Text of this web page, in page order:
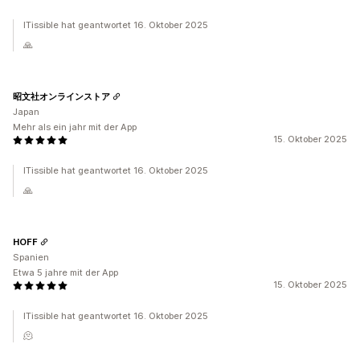
ITissible hat geantwortet 16. Oktober 2025
🙏
15. Oktober 2025
昭文社オンラインストア
Japan
Mehr als ein jahr mit der App
ITissible hat geantwortet 16. Oktober 2025
🙏
15. Oktober 2025
HOFF
Spanien
Etwa 5 jahre mit der App
ITissible hat geantwortet 16. Oktober 2025
🫠